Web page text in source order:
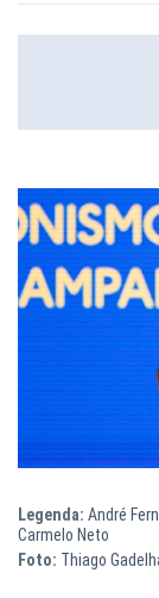
Legenda: André
Carmelo Neto
Foto: Thiago